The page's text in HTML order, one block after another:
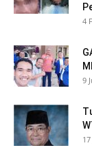
4
9